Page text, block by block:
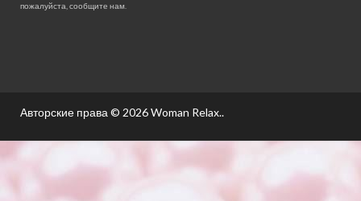
пожалуйста, сообщите нам.
Авторские права © 2026Woman Relax..